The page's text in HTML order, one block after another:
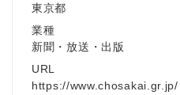
東京都
業種
新聞・放送・出版
URL
https://www.chosakai.gr.jp/